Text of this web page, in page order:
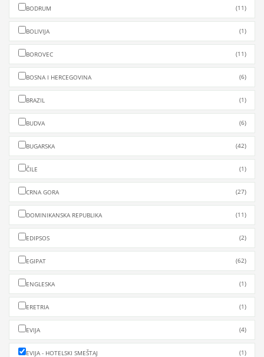
BODRUM (11)
BOLIVIJA (1)
BOROVEC (11)
BOSNA I HERCEGOVINA (6)
BRAZIL (1)
BUDVA (6)
BUGARSKA (42)
ČILE (1)
CRNA GORA (27)
DOMINIKANSKA REPUBLIKA (11)
EDIPSOS (2)
EGIPAT (62)
ENGLESKA (1)
ERETRIA (1)
EVIJA (4)
EVIJA - HOTELSKI SMEŠTAJ (1)